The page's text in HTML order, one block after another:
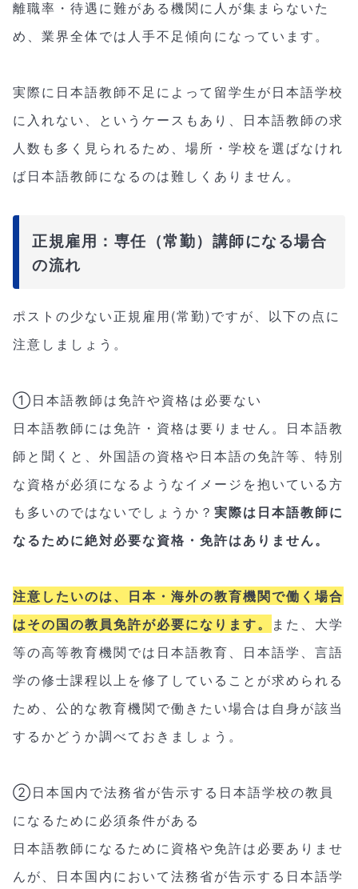
離職率・待遇に難がある機関に人が集まらないた
め、業界全体では人手不足傾向になっています。
実際に日本語教師不足によって留学生が日本語学校
に入れない、というケースもあり、日本語教師の求
人数も多く見られるため、場所・学校を選ばなけれ
ば日本語教師になるのは難しくありません。
正規雇用：専任（常勤）講師になる場合
の流れ
ポストの少ない正規雇用(常勤)ですが、以下の点に
注意しましょう。
①日本語教師は免許や資格は必要ない
日本語教師には免許・資格は要りません。日本語教
師と聞くと、外国語の資格や日本語の免許等、特別
な資格が必須になるようなイメージを抱いている方
も多いのではないでしょうか？ 実際は日本語教師に
なるために絶対必要な資格・免許はありません。
注意したいのは、日本・海外の教育機関で働く場合
はその国の教員免許が必要になります。
また、大学
等の高等教育機関では日本語教育、日本語学、言語
学の修士課程以上を修了していることが求められる
ため、公的な教育機関で働きたい場合は自身が該当
するかどうか調べておきましょう。
②日本国内で法務省が告示する日本語学校の教員
になるために必須条件がある
日本語教師になるために資格や免許は必要ありませ
んが、日本国内において法務省が告示する日本語学